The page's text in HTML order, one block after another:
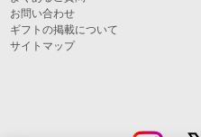
お問い合わせ
ギフトの掲載について
サイトマップ